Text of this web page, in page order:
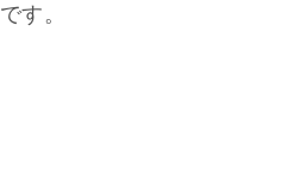
す。